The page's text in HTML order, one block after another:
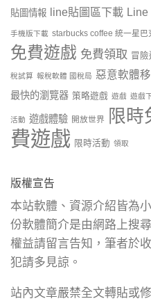
貼圖情報 line貼圖區下載 Line
手機版下載 starbucks coffee 統一星巴
免費遊戲 免費領取 冒險
稅試算 報稅軟體 國稅局 惡意軟體
最快的瀏覽器 策略遊戲 遊戲 遊戲
活動 遊戲體驗 開放世界 限時
費遊戲 限時活動 領取
版權宣告
本站軟體、資源介紹皆為
份軟體簡介是由網路上搜
權益請留言告知，筆者於
犯請多見諒。
站內文章嚴禁全文轉貼或